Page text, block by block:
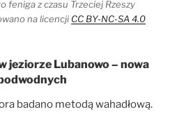
feniga z czasu Trzeciej Rzeszy
na licencji CC BY-NC-SA 4.0
jeziorze Lubanowo – nowa
badano metodą wahadłową.